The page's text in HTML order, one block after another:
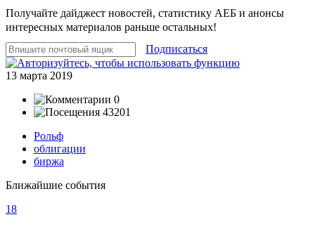
Получайте дайджест новостей, статистику АЕБ и анонсы
интересных материалов раньше остальных!
Подписаться
13 марта 2019
0
43201
Рольф
облигации
биржа
Ближайшие события
18